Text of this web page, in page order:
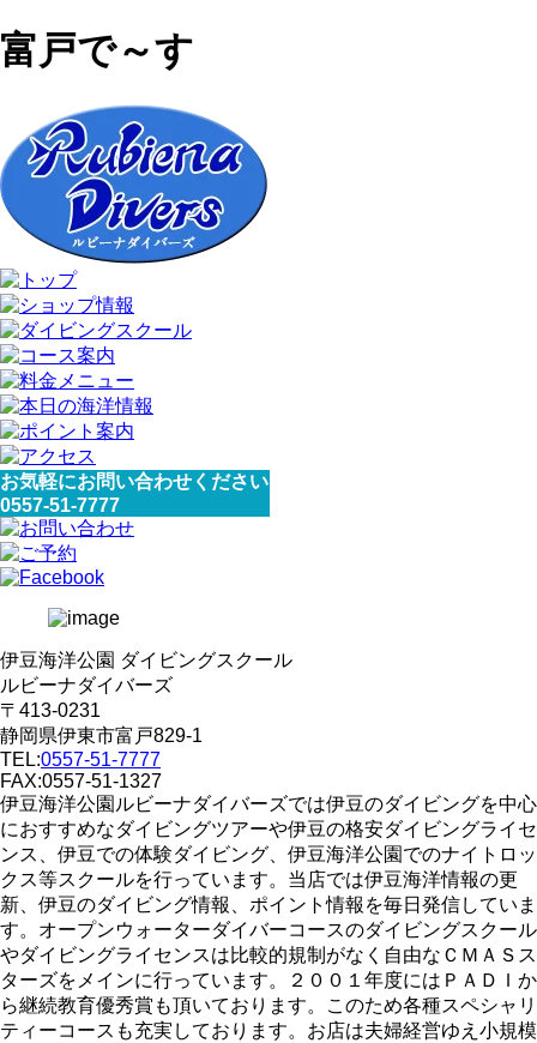
富戸で～す
お気軽にお問い合わせください
0557-51-7777
伊豆海洋公園 ダイビングスクール
ルビーナダイバーズ
〒413-0231
静岡県伊東市富戸829-1
TEL:0557-51-7777
FAX:0557-51-1327
伊豆海洋公園ルビーナダイバーズでは伊豆のダイビングを中心
におすすめなダイビングツアーや伊豆の格安ダイビングライセ
ンス、伊豆での体験ダイビング、伊豆海洋公園でのナイトロッ
クス等スクールを行っています。当店では伊豆海洋情報の更
新、伊豆のダイビング情報、ポイント情報を毎日発信していま
す。オープンウォーターダイバーコースのダイビングスクール
やダイビングライセンスは比較的規制がなく自由なＣＭＡＳス
ターズをメインに行っています。２００１年度にはＰＡＤＩか
ら継続教育優秀賞も頂いております。このため各種スペシャリ
ティーコースも充実しております。お店は夫婦経営ゆえ小規模